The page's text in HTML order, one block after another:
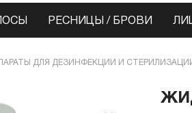
РЕСНИЦЫ / БРОВИ
ДЛЯ ДЕЗИНФЕКЦИИ И